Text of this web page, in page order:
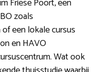
zoals
een lokale cursus
en HAVO
Wat ook